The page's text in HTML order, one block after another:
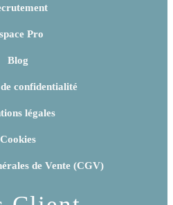
Pro
Blog
confidentialité
légales
Cookies
de Vente (CGV)